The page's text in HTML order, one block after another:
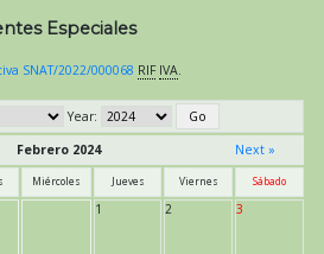
Especiales
SNAT/2022/000068 RIF IVA.
Year:
Febrero 2024 Next »
Miércoles Jueves Viernes Sábado
1 2 3